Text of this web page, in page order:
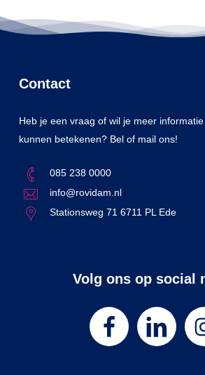
Contact
Heb je een vraag of wil je meer
kunnen betekenen? Bel of mail ons!
085 238 0000
info@rovidam.nl
Stationsweg 71 6711 PL Ede
Volg ons op social